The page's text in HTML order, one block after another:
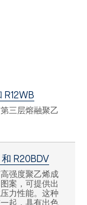
R12WB
三层熔融聚乙
和 R20BDV
强度聚乙烯成
案，可提供出
力性能。这种
起，具有出色